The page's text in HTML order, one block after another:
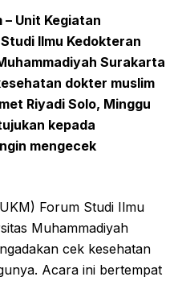
– Unit Kegiatan
Ilmu Kedokteran
Surakarta
dokter muslim
Riyadi Solo, Minggu
kepada
mengecek
Forum Studi Ilmu
Muhammadiyah
cek kesehatan
Acara ini bertempat